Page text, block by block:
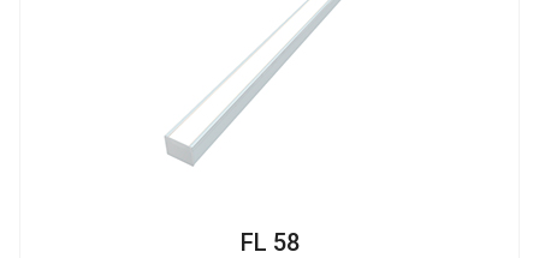
FL 58